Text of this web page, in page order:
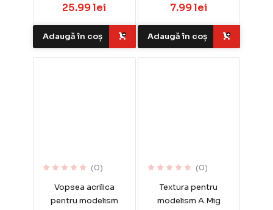
25.99 lei
Adaugă în coș
7.99 lei
Adaugă în coș
(0)
Vopsea acrilica
pentru modelism
(0)
Textura pentru
modelism A.Mig